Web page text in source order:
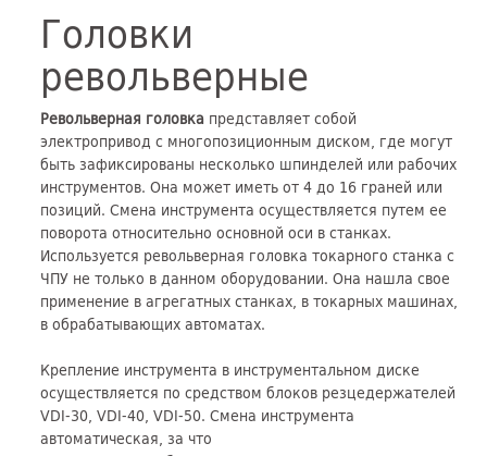
Головки
револьверные
Револьверная головка представляет собой
электропривод с многопозиционным диском, где могут
быть зафиксированы несколько шпинделей или рабочих
инструментов. Она может иметь от 4 до 16 граней или
позиций. Смена инструмента осуществляется путем ее
поворота относительно основной оси в станках.
Используется револьверная головка токарного станка с
ЧПУ не только в данном оборудовании. Она нашла свое
применение в агрегатных станках, в токарных машинах,
в обрабатывающих автоматах.
Крепление инструмента в инструментальном диске
осуществляется по средством блоков резцедержателей
VDI-30, VDI-40, VDI-50. Смена инструмента
автоматическая, за что